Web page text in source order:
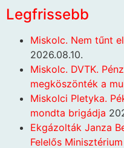
Legfrissebb
Miskolc. Nem tűnt
2026.08.10.
Miskolc. DVTK.
megköszönték a
Miskolci Pletyka.
mondta brigádja
Ekgázolták Janza
Felelős